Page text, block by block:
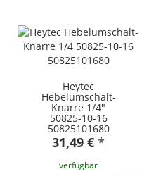
Heytec
Hebelumschalt-
Knarre 1/4"
50825-10-16
50825101680
31,49 € *
verfügbar